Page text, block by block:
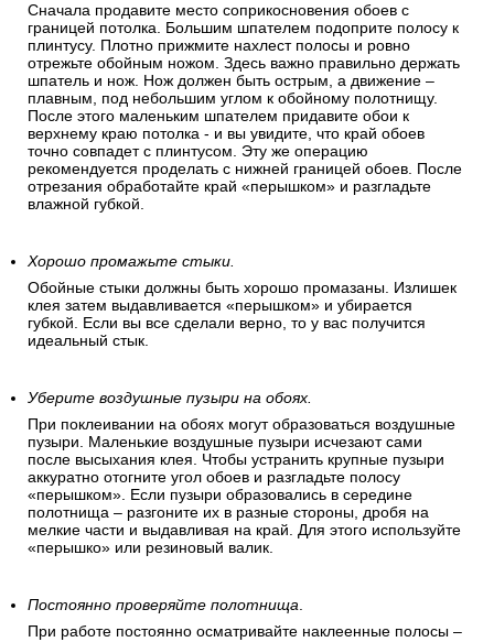
Сначала продавите место соприкосновения обоев с
границей потолка. Большим шпателем подоприте полосу к
плинтусу. Плотно прижмите нахлест полосы и ровно
отрежьте обойным ножом. Здесь важно правильно держать
шпатель и нож. Нож должен быть острым, а движение –
плавным, под небольшим углом к обойному полотнищу.
После этого маленьким шпателем придавите обои к
верхнему краю потолка - и вы увидите, что край обоев
точно совпадет с плинтусом. Эту же операцию
рекомендуется проделать с нижней границей обоев. После
отрезания обработайте край «перышком» и разгладьте
влажной губкой.
Хорошо промажьте стыки.
Обойные стыки должны быть хорошо промазаны. Излишек
клея затем выдавливается «перышком» и убирается
губкой. Если вы все сделали верно, то у вас получится
идеальный стык.
Уберите воздушные пузыри на обоях.
При поклеивании на обоях могут образоваться воздушные
пузыри. Маленькие воздушные пузыри исчезают сами
после высыхания клея. Чтобы устранить крупные пузыри
аккуратно отогните угол обоев и разгладьте полосу
«перышком». Если пузыри образовались в середине
полотнища – разгоните их в разные стороны, дробя на
мелкие части и выдавливая на край. Для этого используйте
«перышко» или резиновый валик.
Постоянно проверяйте полотнища.
При работе постоянно осматривайте наклеенные полосы –